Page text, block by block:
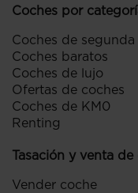
Coches por
Coches de segunda
Coches baratos
Coches de lujo
Ofertas de coches
Coches de KM0
Renting
Tasación y venta
Vender coche